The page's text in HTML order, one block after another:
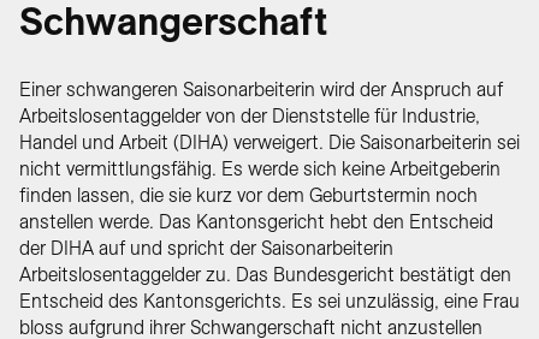
Schwangerschaft
Einer schwangeren Saisonarbeiterin wird der Anspruch auf
Arbeitslosentaggelder von der Dienststelle für Industrie,
Handel und Arbeit (DIHA) verweigert. Die Saisonarbeiterin sei
nicht vermittlungsfähig. Es werde sich keine Arbeitgeberin
finden lassen, die sie kurz vor dem Geburtstermin noch
anstellen werde. Das Kantonsgericht hebt den Entscheid
der DIHA auf und spricht der Saisonarbeiterin
Arbeitslosentaggelder zu. Das Bundesgericht bestätigt den
Entscheid des Kantonsgerichts. Es sei unzulässig, eine Frau
bloss aufgrund ihrer Schwangerschaft nicht anzustellen